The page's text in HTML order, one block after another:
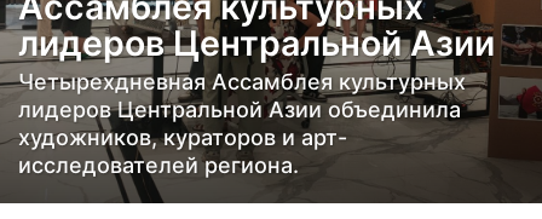
ц
а
н
а
з
а
д
лидеров Центральной Азии
Четырехдневная Ассамблея культурных
лидеров Центральной Азии объединила
художников, кураторов и арт-
исследователей региона.